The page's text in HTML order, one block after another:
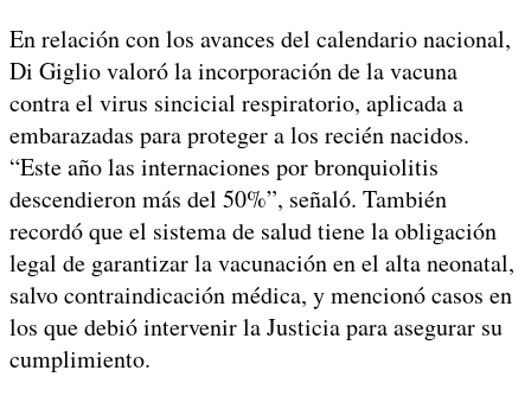
En relación con los avances del calendario nacional,
Di Giglio valoró la incorporación de la vacuna
contra el virus sincicial respiratorio, aplicada a
embarazadas para proteger a los recién nacidos.
“Este año las internaciones por bronquiolitis
descendieron más del 50%”, señaló. También
recordó que el sistema de salud tiene la obligación
legal de garantizar la vacunación en el alta neonatal,
salvo contraindicación médica, y mencionó casos en
los que debió intervenir la Justicia para asegurar su
cumplimiento.